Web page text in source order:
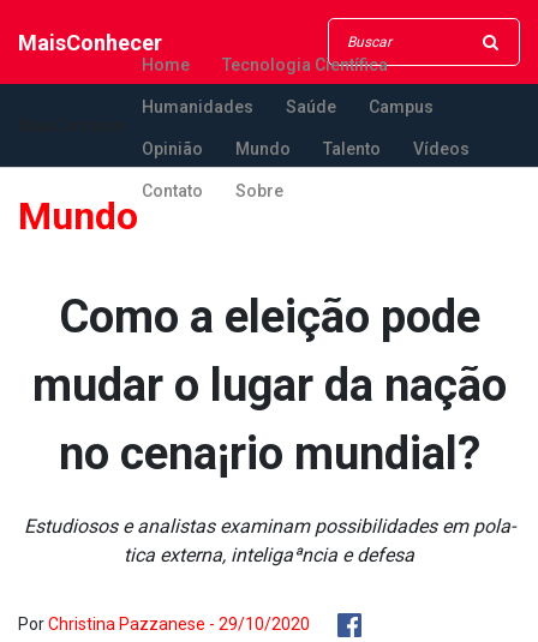
MaisConhecer
Home Tecnologia Científica
Humanidades Saúde Campus
Opinião Mundo Talento Vídeos
Contato Sobre
Mundo
Como a eleição pode
mudar o lugar da nação
no cena¡rio mundial?
Estudiosos e analistas examinam possibilidades em pola­
tica externa, inteligaªncia e defesa
PorChristina Pazzanese - 29/10/2020